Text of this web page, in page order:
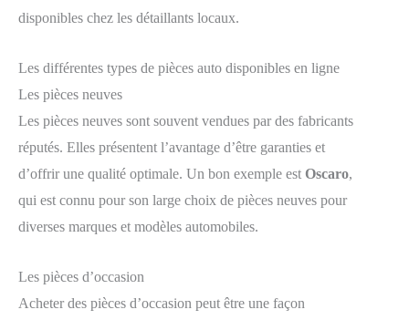
disponibles chez les détaillants locaux.
Les différentes types de pièces auto disponibles en ligne
Les pièces neuves
Les pièces neuves sont souvent vendues par des fabricants
réputés. Elles présentent l’avantage d’être garanties et
d’offrir une qualité optimale. Un bon exemple est Oscaro,
qui est connu pour son large choix de pièces neuves pour
diverses marques et modèles automobiles.
Les pièces d’occasion
Acheter des pièces d’occasion peut être une façon